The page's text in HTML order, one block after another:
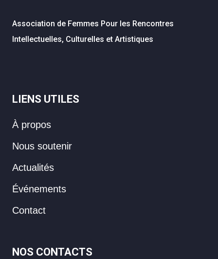
Association de Femmes Pour les Rencontres
Intellectuelles, Culturelles et Artistiques
LIENS UTILES
À propos
Nous soutenir
Actualités
Événements
Contact
NOS CONTACTS